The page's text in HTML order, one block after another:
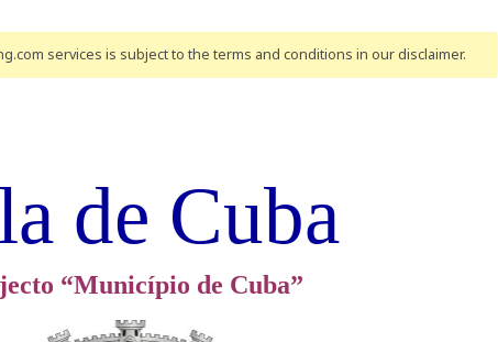
services is subject to the terms and conditions in our disclaimer.
de Cuba
“Município de Cuba”